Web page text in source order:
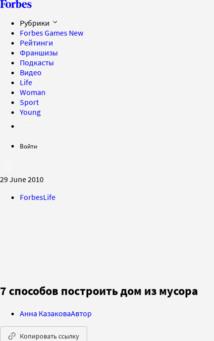
Рубрики
Forbes Games New
Рейтинги
Франшизы
Подкасты
Видео
Life
Woman
Sport
Young
Войти
29 June 2010
ForbesLife
7 способов построить дом из мусора
Анна КазаковаАвтор
Копировать ссылку